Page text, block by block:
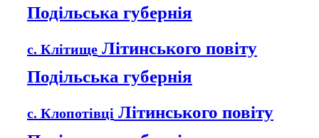
Подільська губернія
с. Клітище Літинського повіту
Подільська губернія
с. Клопотівці Літинського повіту